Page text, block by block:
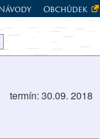
Obchůdek
termín: 30.09. 2018